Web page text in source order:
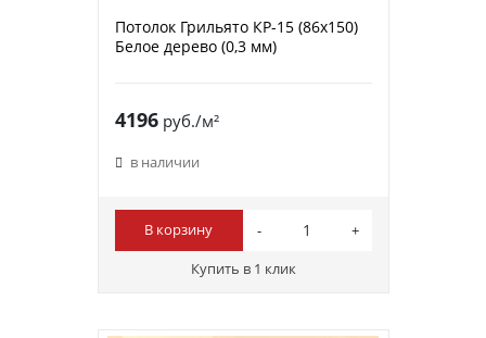
Потолок Грильято КР-15 (86х150)
Белое дерево (0,3 мм)
4196руб./м²
в наличии
В корзину
Купить в 1 клик